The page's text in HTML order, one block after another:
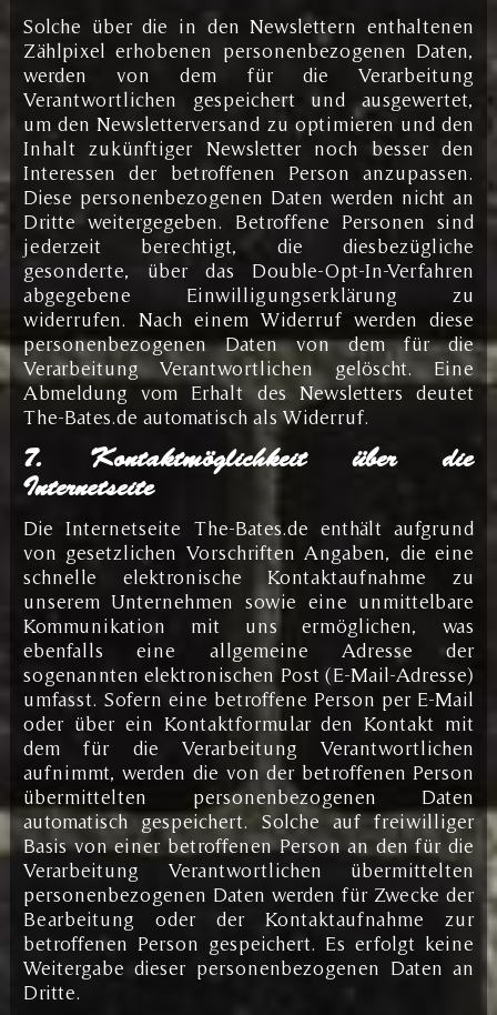
Solche über die in den Newslettern enthaltenen
Zählpixel erhobenen personenbezogenen Daten,
werden von dem für die Verarbeitung
Verantwortlichen gespeichert und ausgewertet,
um den Newsletterversand zu optimieren und den
Inhalt zukünftiger Newsletter noch besser den
Interessen der betroffenen Person anzupassen.
Diese personenbezogenen Daten werden nicht an
Dritte weitergegeben. Betroffene Personen sind
jederzeit berechtigt, die diesbezügliche
gesonderte, über das Double-Opt-In-Verfahren
abgegebene Einwilligungserklärung zu
widerrufen. Nach einem Widerruf werden diese
personenbezogenen Daten von dem für die
Verarbeitung Verantwortlichen gelöscht. Eine
Abmeldung vom Erhalt des Newsletters deutet
The-Bates.de automatisch als Widerruf.
7. Kontaktmöglichkeit über die
Internetseite
Die Internetseite The-Bates.de enthält aufgrund
von gesetzlichen Vorschriften Angaben, die eine
schnelle elektronische Kontaktaufnahme zu
unserem Unternehmen sowie eine unmittelbare
Kommunikation mit uns ermöglichen, was
ebenfalls eine allgemeine Adresse der
sogenannten elektronischen Post (E-Mail-Adresse)
umfasst. Sofern eine betroffene Person per E-Mail
oder über ein Kontaktformular den Kontakt mit
dem für die Verarbeitung Verantwortlichen
aufnimmt, werden die von der betroffenen Person
übermittelten personenbezogenen Daten
automatisch gespeichert. Solche auf freiwilliger
Basis von einer betroffenen Person an den für die
Verarbeitung Verantwortlichen übermittelten
personenbezogenen Daten werden für Zwecke der
Bearbeitung oder der Kontaktaufnahme zur
betroffenen Person gespeichert. Es erfolgt keine
Weitergabe dieser personenbezogenen Daten an
Dritte.